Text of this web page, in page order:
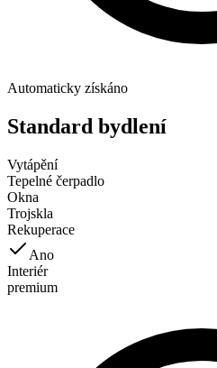
Automaticky získáno
Standard bydlení
Vytápění
Tepelné čerpadlo
Okna
Trojskla
Rekuperace
Ano
Interiér
premium